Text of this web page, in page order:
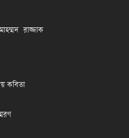
রাজ্জাক
কবিতা